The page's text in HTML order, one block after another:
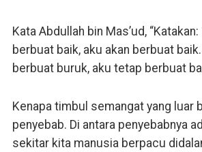
Kata Abdullah bin Mas’ud,
berbuat baik, aku akan berbuat
berbuat buruk, aku tetap berbuat
Kenapa timbul semangat yang luar
penyebab. Di antara penyebabnya
sekitar kita manusia berpacu